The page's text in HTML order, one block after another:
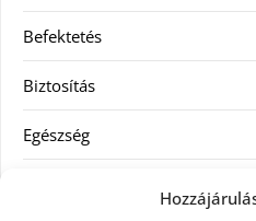
Befektetés
Biztosítás
Egészség